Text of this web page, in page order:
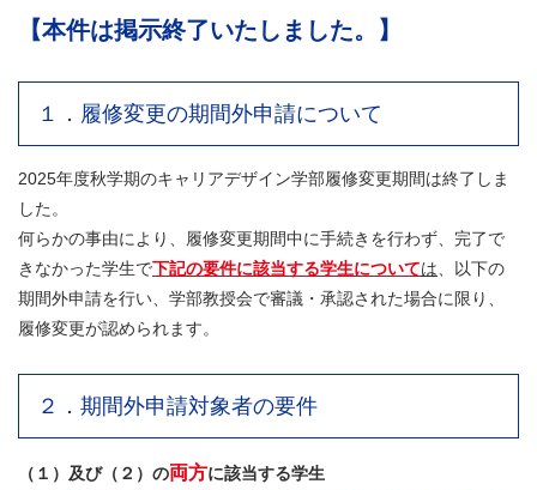
【本件は掲示終了いたしました。】
１．履修変更の期間外申請について
2025年度秋学期のキャリアデザイン学部履修変更期間は終了しま
した。
何らかの事由により、履修変更期間中に手続きを行わず、完了で
きなかった学生で下記の要件に該当する学生については 、以下の
期間外申請を行い、学部教授会で審議・承認された場合に限り、
履修変更が認められます。
２．期間外申請対象者の要件
（１）及び（２）の両方に該当する学生